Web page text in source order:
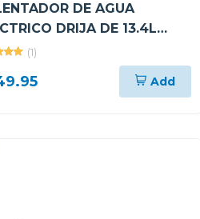
DE AGUA
DRIJA DE 13.4L
CLTE9K
(1)
Add